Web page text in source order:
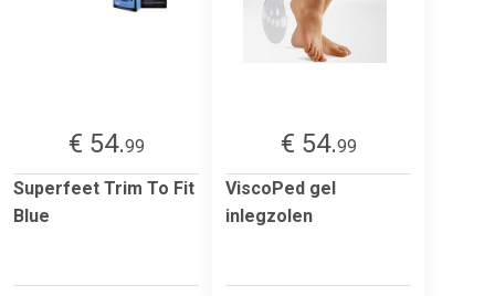
€ 54.99
Superfeet Trim To Fit
Blue
€ 54.99
ViscoPed gel
inlegzolen